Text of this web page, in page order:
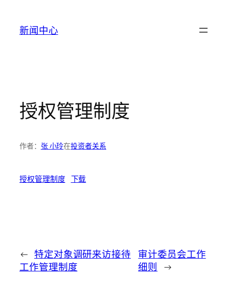
新闻中心
授权管理制度
作者： 张 小玲在投资者关系
授权管理制度 下载
← 特定对象调研来访接待
工作管理制度
审计委员会工作
细则 →